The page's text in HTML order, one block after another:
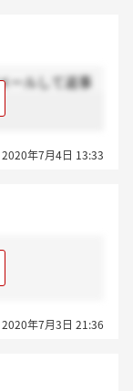
ールして返事
2020年7月4日 13:33
2020年7月3日 21:36